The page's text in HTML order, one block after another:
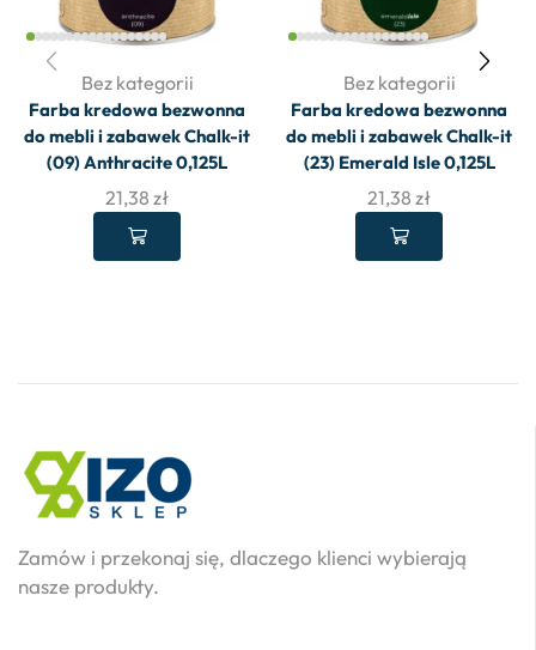
Bez kategorii
Farba kredowa bezwonna
do mebli i zabawek Chalk-it
(09) Anthracite 0,125L
21,38 zł
Bez kategorii
Farba kredowa bezwonna
do mebli i zabawek Chalk-it
(23) Emerald Isle 0,125L
21,38 zł
Zamów i przekonaj się, dlaczego klienci wybierają
nasze produkty.